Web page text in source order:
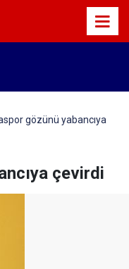
gözünü yabancıya
çevirdi